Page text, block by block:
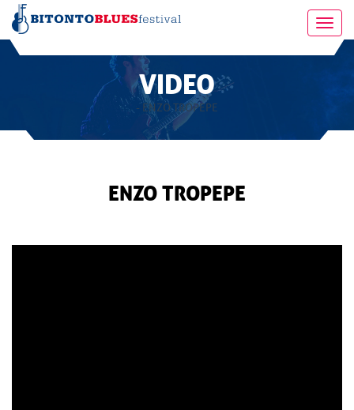
VIDEO
- ENZO TROPEPE
ENZO TROPEPE